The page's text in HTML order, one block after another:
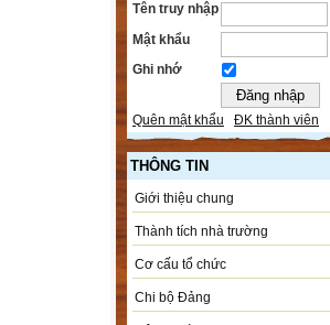
Tên truy nhập
Mật khẩu
Ghi nhớ
Quên mật khẩu ĐK thành viên
THÔNG TIN
Giới thiệu chung
Thành tích nhà trường
Cơ cấu tổ chức
Chi bộ Đảng